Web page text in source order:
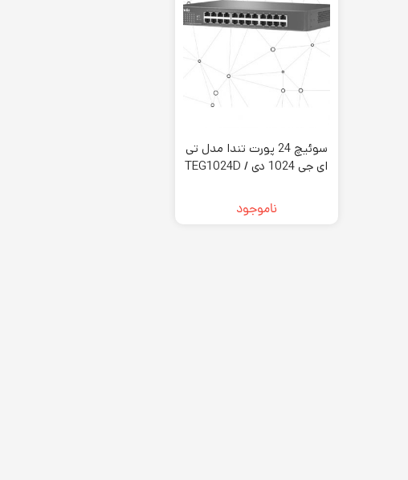
سوئیچ 24 پورت تندا مدل تی
ای جی 1024 دی / TEG1024D
ناموجود